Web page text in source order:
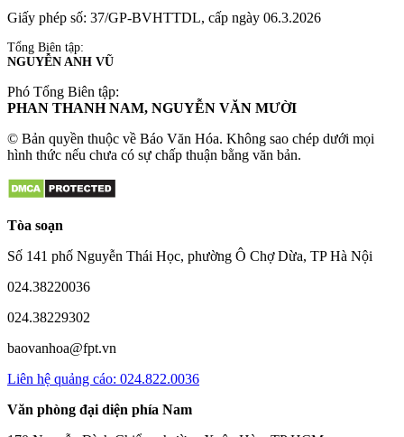
Giấy phép số: 37/GP-BVHTTDL, cấp ngày 06.3.2026
Tổng Biên tập:
NGUYỄN ANH VŨ
Phó Tổng Biên tập:
PHAN THANH NAM, NGUYỄN VĂN MƯỜI
© Bản quyền thuộc về Báo Văn Hóa. Không sao chép dưới mọi
hình thức nếu chưa có sự chấp thuận bằng văn bản.
Tòa soạn
Số 141 phố Nguyễn Thái Học, phường Ô Chợ Dừa, TP Hà Nội
024.38220036
024.38229302
baovanhoa@fpt.vn
Liên hệ quảng cáo: 024.822.0036
Văn phòng đại diện phía Nam